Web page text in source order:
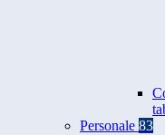
Personale 83